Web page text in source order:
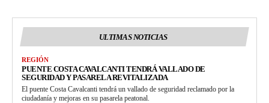
ULTIMAS NOTICIAS
REGIÓN
PUENTE COSTA CAVALCANTI TENDRÁ VALLADO DE
SEGURIDAD Y PASARELA REVITALIZADA
El puente Costa Cavalcanti tendrá un vallado de seguridad reclamado por la
ciudadanía y mejoras en su pasarela peatonal.